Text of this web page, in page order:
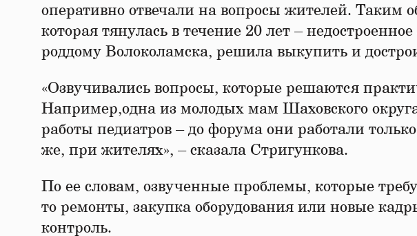
оперативно отвечали на вопросы жителей. Таким
которая тянулась в течение 20 лет –
роддому Волоколамска, решила выкупить и
«Озвучивались вопросы, которые решаются
Например,одна из молодых мам Шаховского
работы педиатров – до форума они работали
же, при жителях», – сказала Стригункова.
По ее словам, озвученные проблемы, которые
то ремонты, закупка оборудования или новые
контроль.